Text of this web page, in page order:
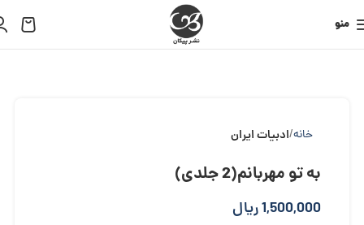
منو
خانه ادبیات ایران
به تو مهربانم(2 جلدی)
1,500,000ریال